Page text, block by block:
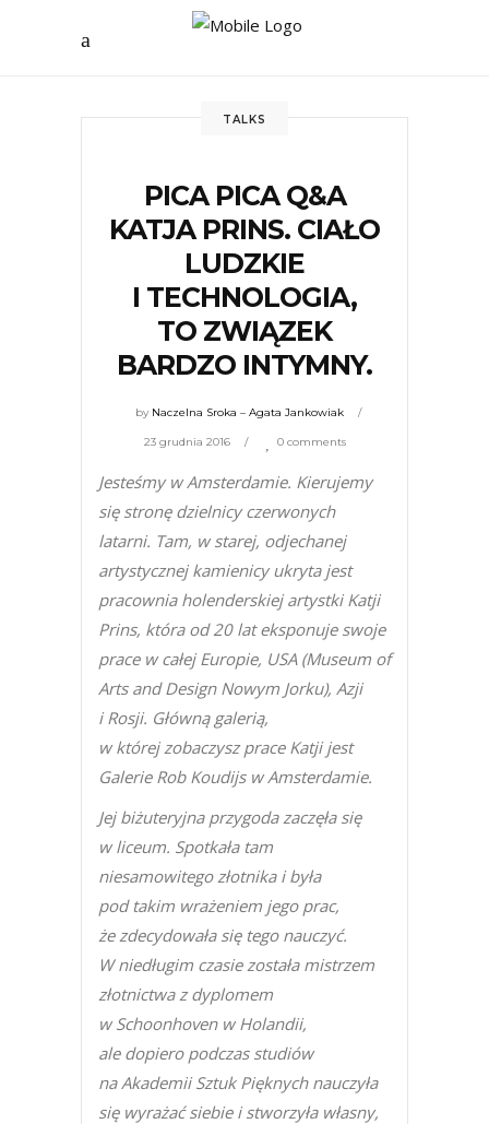
TALKS
PICA PICA Q&A
KATJA PRINS. CIAŁO
LUDZKIE
I TECHNOLOGIA,
TO ZWIĄZEK
BARDZO INTYMNY.
by Naczelna Sroka – Agata Jankowiak
23 grudnia 2016 0 comments
Jesteśmy w Amsterdamie. Kierujemy
się stronę dzielnicy czerwonych
latarni. Tam, w starej, odjechanej
artystycznej kamienicy ukryta jest
pracownia holenderskiej artystki Katji
Prins, która od 20 lat eksponuje swoje
prace w całej Europie, USA (Museum of
Arts and Design Nowym Jorku), Azji
i Rosji. Główną galerią,
w której zobaczysz prace Katji jest
Galerie Rob Koudijs w Amsterdamie.
Jej biżuteryjna przygoda zaczęła się
w liceum. Spotkała tam
niesamowitego złotnika i była
pod takim wrażeniem jego prac,
że zdecydowała się tego nauczyć.
W niedługim czasie została mistrzem
złotnictwa z dyplomem
w Schoonhoven w Holandii,
ale dopiero podczas studiów
na Akademii Sztuk Pięknych nauczyła
się wyrażać siebie i stworzyła własny,